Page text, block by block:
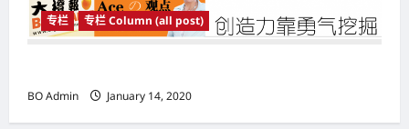
专栏 专栏 Column (all post)
BO Admin January 14, 2020